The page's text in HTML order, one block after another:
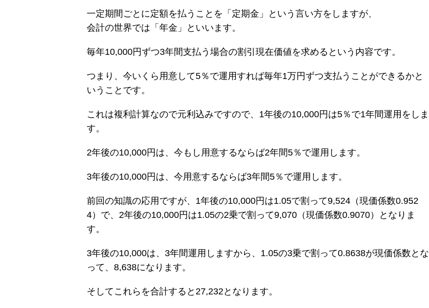
一定期間ごとに定額を払うことを「定期金」という言い方をしますが、
会計の世界では「年金」といいます。
毎年10,000円ずつ3年間支払う場合の割引現在価値を求めるという内容です。
つまり、今いくら用意して5％で運用すれば毎年1万円ずつ支払うことができるかと
いうことです。
これは複利計算なので元利込みですので、1年後の10,000円は5％で1年間運用をしま
す。
2年後の10,000円は、今もし用意するならば2年間5％で運用します。
3年後の10,000円は、今用意するならば3年間5％で運用します。
前回の知識の応用ですが、1年後の10,000円は1.05で割って9,524（現価係数0.952
4）で、2年後の10,000円は1.05の2乗で割って9,070（現価係数0.9070）となりま
す。
3年後の10,000は、3年間運用しますから、1.05の3乗で割って0.8638が現価係数とな
って、8,638になります。
そしてこれらを合計すると27,232となります。